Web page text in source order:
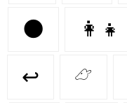
🌑 👩‍👧
↩ 𓃿